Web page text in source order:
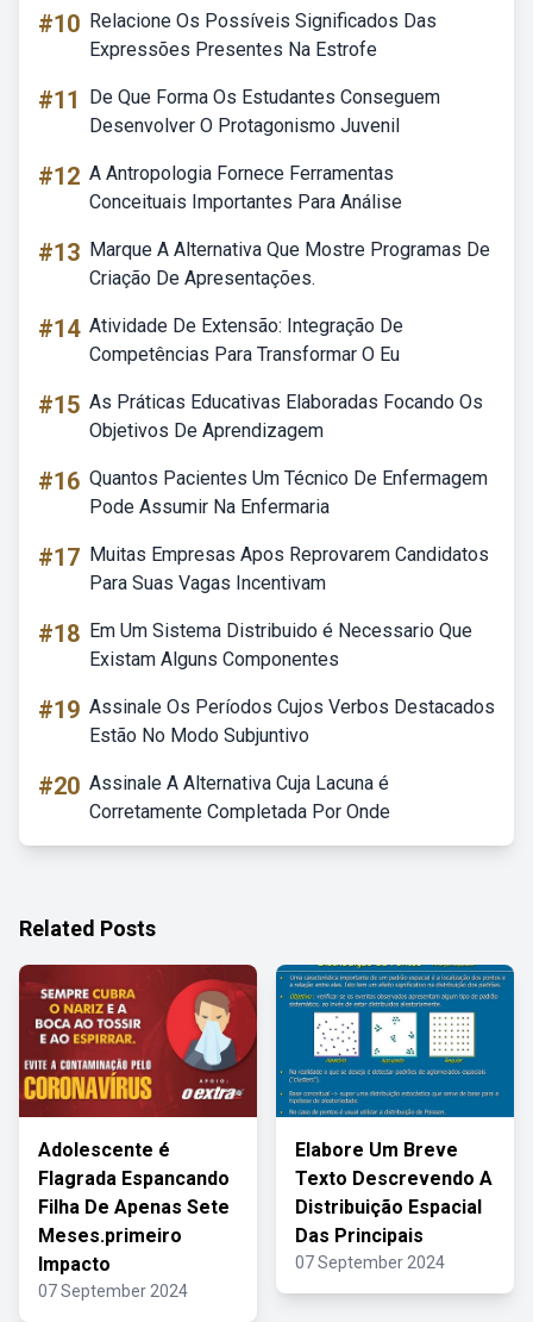
#10 Relacione Os Possíveis Significados Das
Expressões Presentes Na Estrofe
#11
De Que Forma Os Estudantes Conseguem
Desenvolver O Protagonismo Juvenil
#12 A Antropologia Fornece Ferramentas
Conceituais Importantes Para Análise
#13 Marque A Alternativa Que Mostre Programas De
Criação De Apresentações.
#14 Atividade De Extensão: Integração De
Competências Para Transformar O Eu
#15 As Práticas Educativas Elaboradas Focando Os
Objetivos De Aprendizagem
#16 Quantos Pacientes Um Técnico De Enfermagem
Pode Assumir Na Enfermaria
#17 Muitas Empresas Apos Reprovarem Candidatos
Para Suas Vagas Incentivam
#18 Em Um Sistema Distribuido é Necessario Que
Existam Alguns Componentes
#19 Assinale Os Períodos Cujos Verbos Destacados
Estão No Modo Subjuntivo
#20 Assinale A Alternativa Cuja Lacuna é
Corretamente Completada Por Onde
Related Posts
Adolescente é
Flagrada Espancando
Filha De Apenas Sete
Meses.primeiro
Impacto
07 September 2024
Elabore Um Breve
Texto Descrevendo A
Distribuição Espacial
Das Principais
07 September 2024